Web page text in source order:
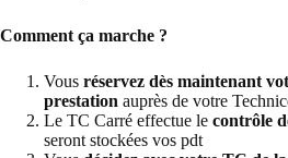
Comment ça marche ?
Vous réservez dès maintenant
prestation auprès de votre
Le TC Carré effectue le contrôle
seront stockées vos pdt